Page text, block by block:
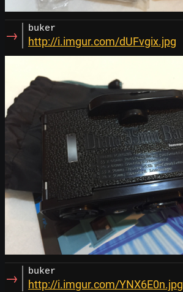
→ buker
http://i.imgur.com/dUFvgix.jpg
→ buker
http://i.imgur.com/YNX6E0n.jpg